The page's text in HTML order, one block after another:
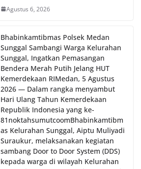
Agustus 6, 2026
Bhabinkamtibmas Polsek Medan
Sunggal Sambangi Warga Kelurahan
Sunggal, Ingatkan Pemasangan
Bendera Merah Putih Jelang HUT
Kemerdekaan RI‎‎Medan, 5 Agustus
2026 — Dalam rangka menyambut
Hari Ulang Tahun Kemerdekaan
Republik Indonesia yang ke-
81noktahsumutcoomBhabinkamtibm
as Kelurahan Sunggal, Aiptu Muliyadi
Suraukur, melaksanakan kegiatan
sambang Door to Door System (DDS)
kepada warga di wilayah Kelurahan